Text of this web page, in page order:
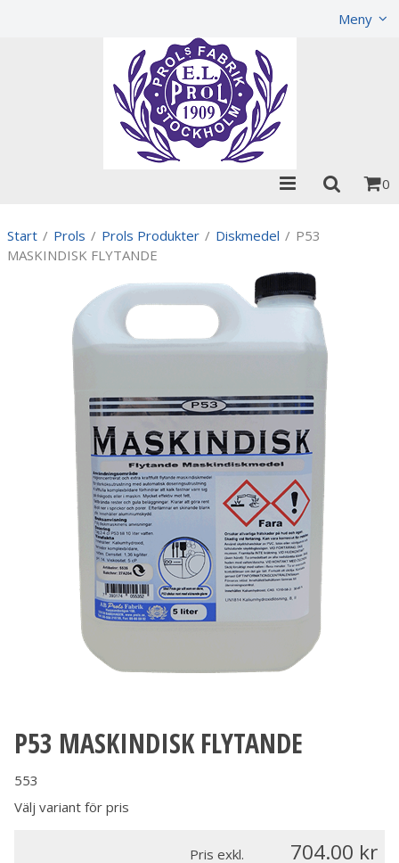
Meny
0
Start / Prols / Prols Produkter / Diskmedel / P53
MASKINDISK FLYTANDE
P53 MASKINDISK FLYTANDE
553
Välj variant för pris
Pris exkl. 704.00